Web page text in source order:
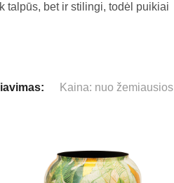
talpūs, bet ir stilingi, todėl puikiai
Kaina: nuo žemiausios